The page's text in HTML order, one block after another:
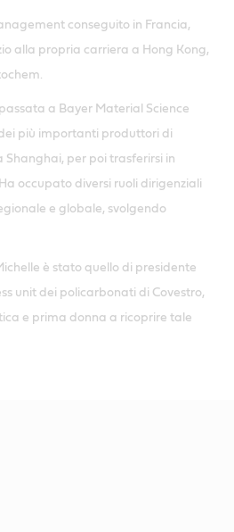
conseguito in Francia,
alla propria carriera a Hong Kong,
a Bayer Material Science
più importanti produttori di
Shanghai, per poi trasferirsi in
occupato diversi ruoli dirigenziali
e globale, svolgendo
è stato quello di presidente
unit dei policarbonati di Covestro,
e prima donna a ricoprire tale